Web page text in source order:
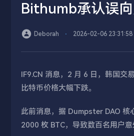
Bithumb承认误
Deborah ⋅ 2026-02-06 23:31:58
IF9.CN 消息，2 月 6 日，韩国交
比特币价格大幅下跌。
此前消息，据 Dumpster DAO
2000 枚 BTC，导致数百名用户